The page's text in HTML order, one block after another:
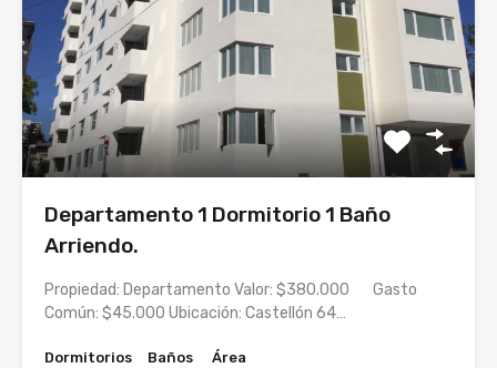
Departamento 1 Dormitorio 1 Baño
Arriendo.
Propiedad: Departamento Valor: $380.000 Gasto
Común: $45.000 Ubicación: Castellón 64…
Dormitorios
Baños
Área